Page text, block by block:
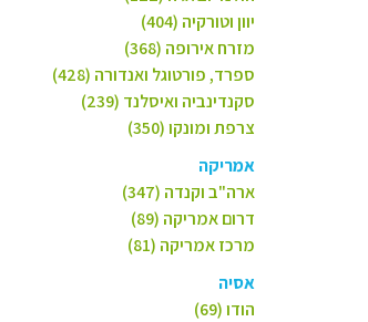
יוון וטורקיה (404)
מזרח אירופה (368)
ספרד, פורטוגל ואנדורה (428)
סקנדינביה ואיסלנד (239)
צרפת ומונקו (350)
אמריקה
ארה"ב וקנדה (347)
דרום אמריקה (89)
מרכז אמריקה (81)
אסיה
הודו (69)